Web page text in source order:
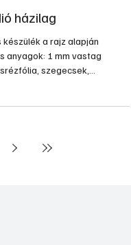
házilag
a rajz alapján
anyagok: 1 mm vastag
szegecsek,
a metszetben.